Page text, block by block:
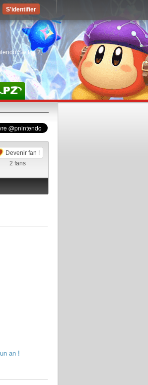
Switch 2,
Devenir fan !
2 fans
an !